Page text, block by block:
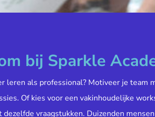
bij Sparkle
leren als professional? Motiveer je team
Of kies voor een vakinhoudelijke
dezelfde vraagstukken. Duizenden